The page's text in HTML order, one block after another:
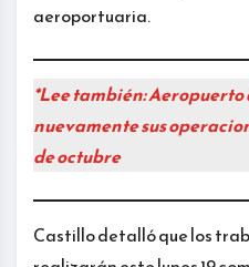
aeroportuaria.
*Lee también: Aeropuerto
nuevamente sus
de octubre
Castillo detalló que los